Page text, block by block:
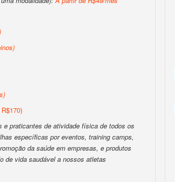
praticantes de atividade física de todos os
específicas por eventos, training camps,
da saúde em empresas, e produtos
de vida saudável a nossos atletas